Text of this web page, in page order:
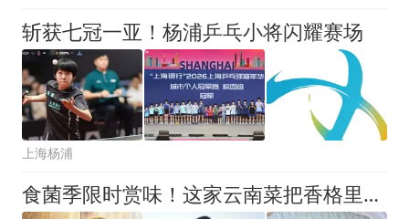
斩获七冠一亚！杨浦乒乓小将闪耀赛场
上海杨浦
食菌季限时赏味！这家云南菜把香格里拉搬来啦 | 寻味杨浦